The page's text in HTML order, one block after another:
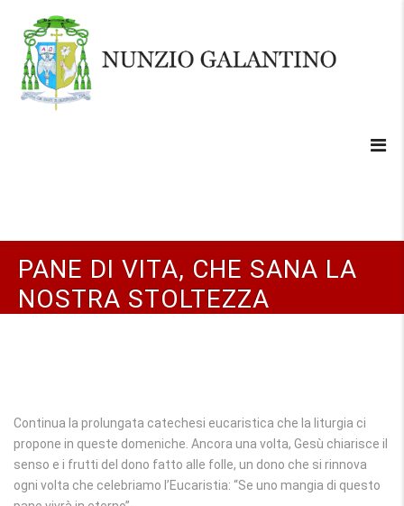
PANE DI VITA, CHE SANA LA
NOSTRA STOLTEZZA
Continua la prolungata catechesi eucaristica che la liturgia ci
propone in queste domeniche. Ancora una volta, Gesù chiarisce il
senso e i frutti del dono fatto alle folle, un dono che si rinnova
ogni volta che celebriamo l’Eucaristia: “Se uno mangia di questo